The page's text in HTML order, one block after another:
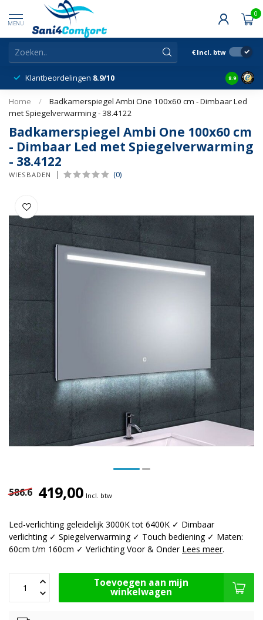
MENU
0
€ Incl. btw
Klantbeordelingen 8.9/10 8.9
Home /
Badkamerspiegel Ambi One 100x60 cm - Dimbaar Led
met Spiegelverwarming - 38.4122
Badkamerspiegel Ambi One 100x60 cm
- Dimbaar Led met Spiegelverwarming
- 38.4122
WIESBADEN (0)
586.6 419,00 Incl. btw
Led-verlichting geleidelijk 3000K tot 6400K ✓ Dimbaar
verlichting ✓ Spiegelverwarming ✓ Touch bediening ✓ Maten:
60cm t/m 160cm ✓ Verlichting Voor & Onder Lees meer.
Toevoegen aan mijn
winkelwagen